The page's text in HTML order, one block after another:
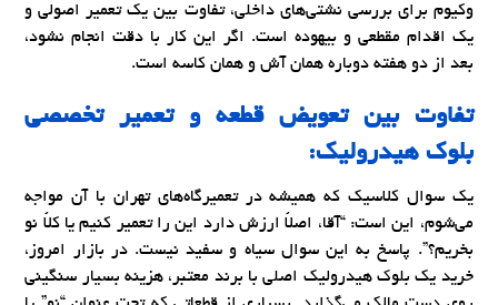
وکیوم برای بررسی نشتی‌های داخلی، تفاوت بین یک تعمیر اصولی و
یک اقدام مقطعی و بیهوده است. اگر این کار با دقت انجام نشود،
بعد از دو هفته دوباره همان آش و همان کاسه است.
تفاوت بین تعویض قطعه و تعمیر تخصصی
بلوک هیدرولیک:
یک سوال کلاسیک که همیشه در تعمیرگاه‌های تهران با آن مواجه
می‌شوم، این است: “آقا، اصلاً ارزش دارد این را تعمیر کنیم یا کلاً نو
بخریم؟”. پاسخ به این سوال سیاه و سفید نیست. در بازار امروز،
خرید یک بلوک هیدرولیک اصلی با برند معتبر، هزینه بسیار سنگینی